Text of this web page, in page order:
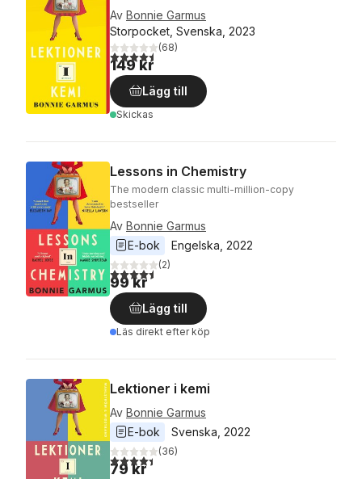
Av Bonnie Garmus
Storpocket, Svenska, 2023
4,5utav 5 stjärnor. Totalt antal röster:
(68)
149 kr
Lägg till
Skickas
Lessons in Chemistry
The modern classic multi-million-copy
bestseller
Av Bonnie Garmus
E-bok
Engelska 2022
4,5utav 5 stjärnor. Totalt antal röster:
(2)
99 kr
Lägg till
Läs direkt efter köp
Lektioner i kemi
Av Bonnie Garmus
E-bok
Svenska 2022
4,4utav 5 stjärnor. Totalt antal röster:
(36)
79 kr